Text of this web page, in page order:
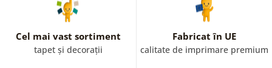
Cel mai vast sortiment
tapet și decorații
Fabricat în UE
calitate de imprimare premium